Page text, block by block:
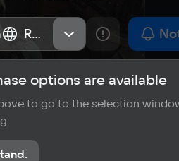
RU+CIS
News Publications
ratings
RU+CIS
options are available
to go to the selection